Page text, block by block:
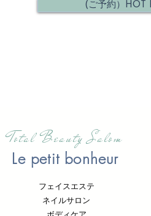
(ご予約）
Total Beauty Salom
Le petit bonheur
フェイスエステ
ネイルサロン